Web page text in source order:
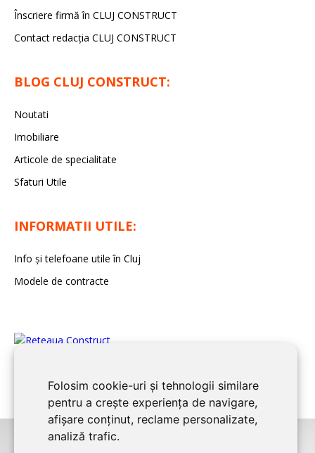
Folosim cookie-uri și tehnologii similare
pentru a crește experiența de navigare,
afișare conținut, reclame personalizate,
analiză trafic.
Înscriere firmă în CLUJ CONSTRUCT
Contact redacția CLUJ CONSTRUCT
BLOG CLUJ CONSTRUCT:
Noutati
Imobiliare
Articole de specialitate
Sfaturi Utile
INFORMATII UTILE:
Info și telefoane utile în Cluj
Modele de contracte